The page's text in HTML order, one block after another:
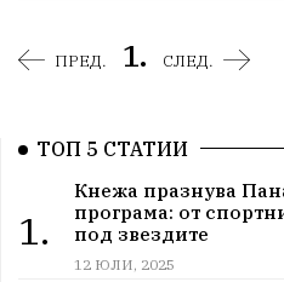
ПРЕД. 1. СЛЕД.
ТОП 5 СТАТИИ
1.
Кнежа празнува
програма: от
под звездите
12 ЮЛИ, 2025